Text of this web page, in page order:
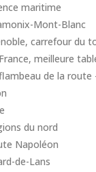
maritime
Mont-Blanc
carrefour du
meilleure
de la
du nord
Napoléon
de-Lans